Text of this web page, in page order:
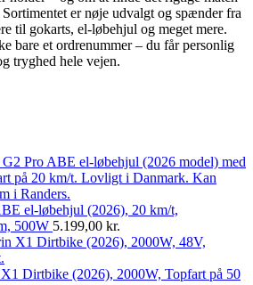
er nøje udvalgt og spænder fra
til gokarts, el-løbehjul og meget mere.
bare et ordrenummer – du får personlig
tryghed hele vejen.
el-løbehjul (2026), 20 km/t,
500W 5.199,00 kr.
Dirtbike (2026), 2000W, Topfart på 50